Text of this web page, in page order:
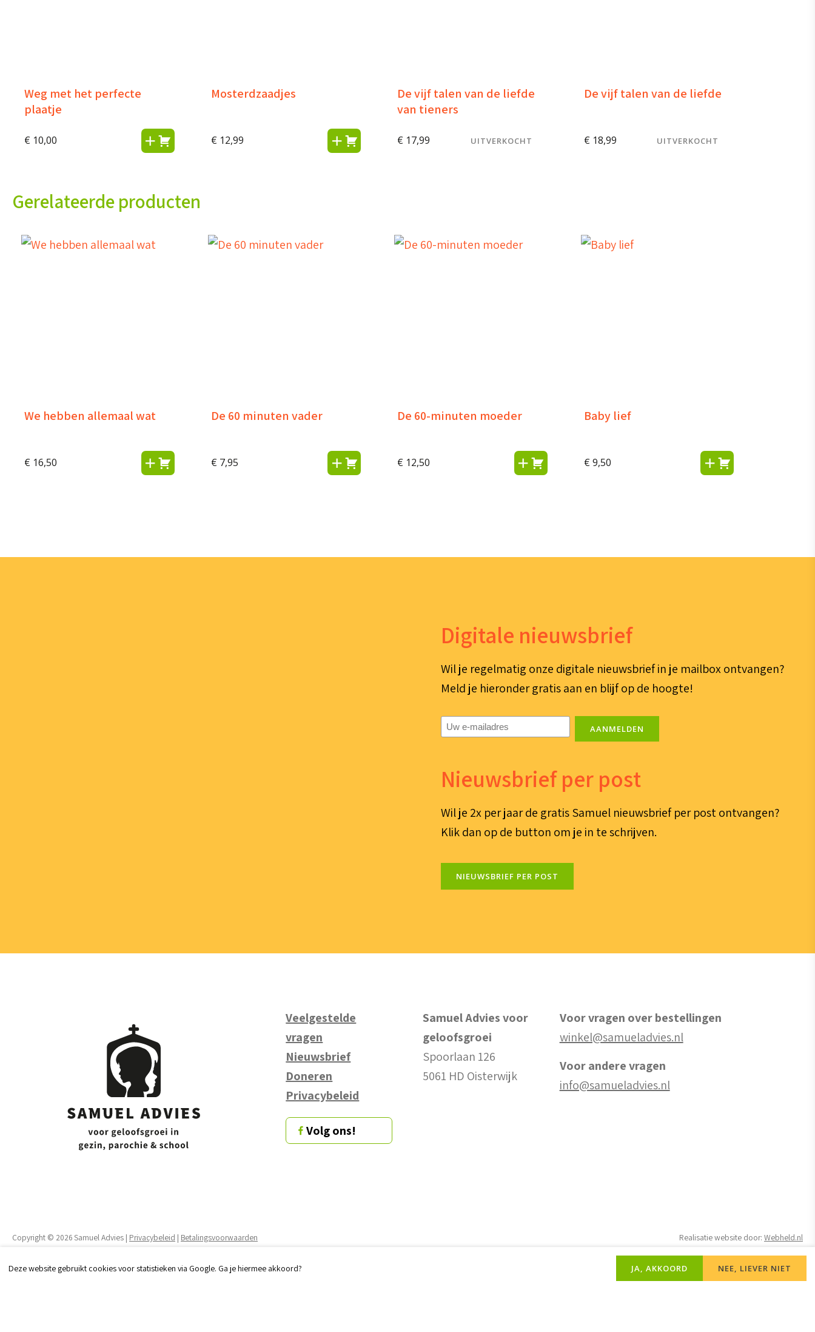
Weg met het perfecte
plaatje
€ 10,00
Mosterdzaadjes
€ 12,99
De vijf talen van de liefde
van tieners
€ 17,99 UITVERKOCHT
De vijf talen van de liefde
€ 18,99 UITVERKOCHT
Gerelateerde producten
We hebben allemaal wat
€ 16,50
De 60 minuten vader
€ 7,95
De 60-minuten moeder
€ 12,50
Baby lief
€ 9,50
Digitale nieuwsbrief
Wil je regelmatig onze digitale nieuwsbrief in je mailbox ontvangen?
Meld je hieronder gratis aan en blijf op de hoogte!
E-
mailadres(Vereist)
AANMELDEN
Nieuwsbrief per post
Wil je 2x per jaar de gratis Samuel nieuwsbrief per post ontvangen?
Klik dan op de button om je in te schrijven.
NIEUWSBRIEF PER POST
Veelgestelde
vragen
Nieuwsbrief
Doneren
Privacybeleid
Volg ons!
Samuel Advies voor
geloofsgroei
Spoorlaan 126
5061 HD Oisterwijk
Voor vragen over bestellingen
winkel@samueladvies.nl
Voor andere vragen
info@samueladvies.nl
Copyright © 2026 Samuel Advies | Privacybeleid | Betalingsvoorwaarden Realisatie website door: Webheld.nl
Deze website gebruikt cookies voor statistieken via Google. Ga je hiermee akkoord? JA, AKKOORD NEE, LIEVER NIET